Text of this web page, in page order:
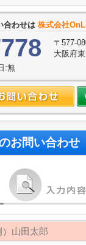
合わせは 株式会社
〒577-
大阪府
:無
お問い合わせ